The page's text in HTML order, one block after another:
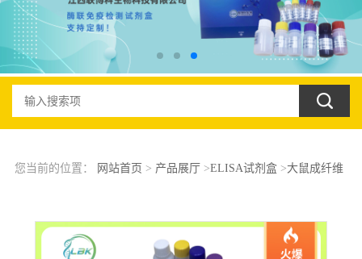
您当前的位置： 网站首页 > 产品展厅 >ELISA试剂盒>大鼠成纤维